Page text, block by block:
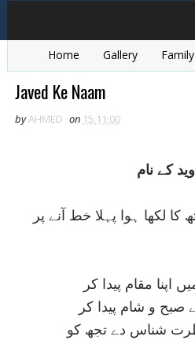
Home Gallery Family
Zarb e Kaleem
Javed Ke Naam
byAHMED on 15:11:00
کے نام
لکھا ہوا پہلا خط آنے پر
اپنا مقام پيدا کر
صبح و شام پيدا کر
شناس دے تجھ کو